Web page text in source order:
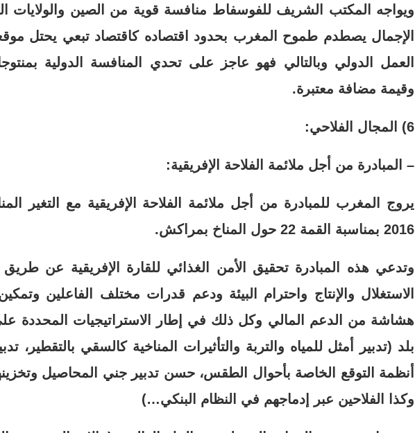
ويواجه المكتب الشريف للفوسفاط منافسة قوية من الصين والولايات
الإجمال يصطدم طموح المغرب بحدود اقتصاده كاقتصاد تبعي يحتل
العمل الدولي وبالتالي فهو عاجز على تحدي المنافسة الدولية
وقيمة مضافة معتبرة.
6) المجال الفلاحي:
– المبادرة من أجل ملائمة الفلاحة الإفريقية:
يروج المغرب للمبادرة من أجل ملائمة الفلاحة الإفريقية مع التغير
2016 بمناسبة القمة 22 حول المناخ بمراكش.
وتدعي هذه المبادرة تحقيق الأمن الغذائي للقارة الإفريقية عن
الاستغلال والإنتاج واحترام البيئة ودعم قدرات مختلف الفاعلين
هشاشة من الدعم المالي وكل ذلك في إطار الاستراتيجيات المحددة
بلد (تدبير أمثل للمياه والتربة والتأثيرات المناخية كالسقي
أنظمة التوقع الخاصة بأحوال الطقس، حسن تدبير جني المحاصيل
وكذا الفلاحين عبر إدماجهم في النظام البنكي…)